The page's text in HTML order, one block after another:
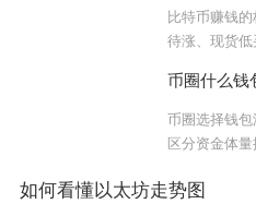
比特币赚钱
待涨、现货低
币圈什么钱
币圈选择钱
区分资金体
如何看懂以太坊走势图